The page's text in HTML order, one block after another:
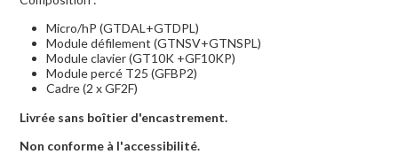
Micro/hP (GTDAL+GTDPL)
Module défilement (GTNSV+GTNSPL)
Module clavier (GT10K +GF10KP)
Module percé T25 (GFBP2)
Cadre (2 x GF2F)
Livrée sans boîtier d'encastrement.
Non conforme à l'accessibilité.